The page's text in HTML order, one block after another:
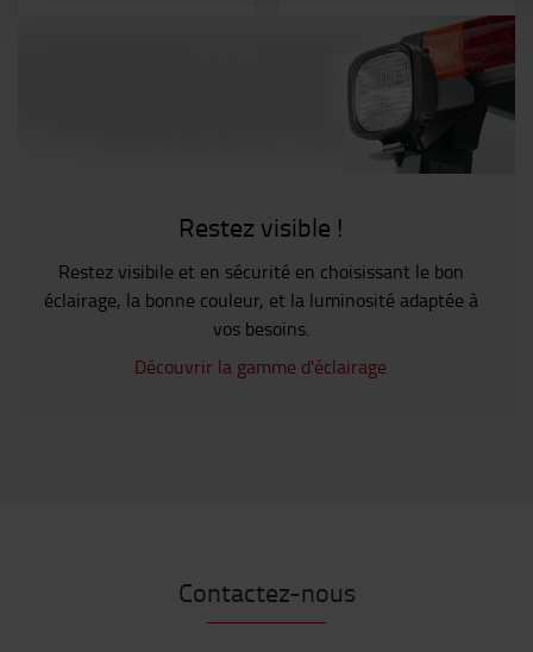
Restez visible !
Restez visibile et en sécurité en choisissant le bon
éclairage, la bonne couleur, et la luminosité adaptée à
vos besoins.
Découvrir la gamme d'éclairage
Contactez-nous